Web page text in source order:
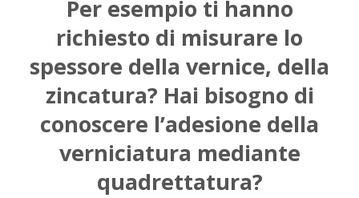
Per esempio ti hanno
richiesto di misurare lo
spessore della vernice, della
zincatura? Hai bisogno di
conoscere l’adesione della
verniciatura mediante
quadrettatura?